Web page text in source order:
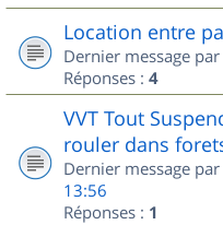
Location entre
Dernier message par
Réponses : 4
VVT Tout
rouler dans
Dernier message par
13:56
Réponses : 1